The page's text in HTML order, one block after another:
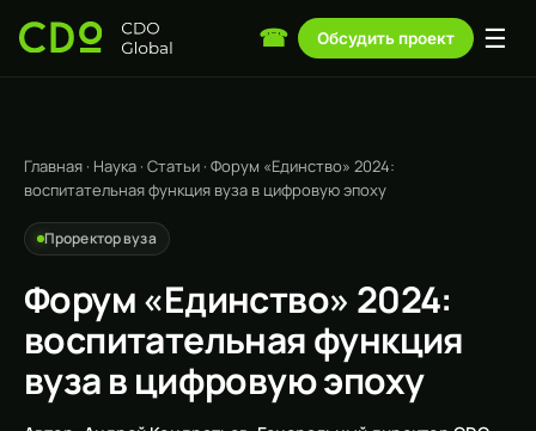
☎ Обсудить проект ☰
Главная · Наука · Статьи · Форум «Единство» 2024:
воспитательная функция вуза в цифровую эпоху
Проректор вуза
Форум «Единство» 2024:
воспитательная функция
вуза в цифровую эпоху